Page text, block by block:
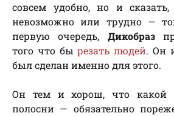
совсем удобно, но и
невозможно или трудно —
первую очередь, Дикобраз
того что бырезать людей. Он
был сделан именно для этого.
Он тем и хорош, что какой
полосни — обязательно